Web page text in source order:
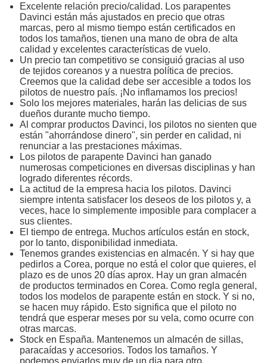
Excelente relación precio/calidad. Los parapentes
Davinci están más ajustados en precio que otras
marcas, pero al mismo tiempo están certificados en
todos los tamaños, tienen una mano de obra de alta
calidad y excelentes características de vuelo.
Un precio tan competitivo se consiguió gracias al uso
de tejidos coreanos y a nuestra política de precios.
Creemos que la calidad debe ser accesible a todos los
pilotos de nuestro país. ¡No inflamamos los precios!
Solo los mejores materiales, harán las delicias de sus
dueños durante mucho tiempo.
Al comprar productos Davinci, los pilotos no sienten que
están "ahorrándose dinero", sin perder en calidad, ni
renunciar a las prestaciones máximas.
Los pilotos de parapente Davinci han ganado
numerosas competiciones en diversas disciplinas y han
logrado diferentes récords.
La actitud de la empresa hacia los pilotos. Davinci
siempre intenta satisfacer los deseos de los pilotos y, a
veces, hace lo simplemente imposible para complacer a
sus clientes.
El tiempo de entrega. Muchos artículos están en stock,
por lo tanto, disponibilidad inmediata.
Tenemos grandes existencias en almacén. Y si hay que
pedirlos a Corea, porque no está el color que quieres, el
plazo es de unos 20 días aprox. Hay un gran almacén
de productos terminados en Corea. Como regla general,
todos los modelos de parapente están en stock. Y si no,
se hacen muy rápido. Esto significa que el piloto no
tendrá que esperar meses por su vela, como ocurre con
otras marcas.
Stock en España. Mantenemos un almacén de sillas,
paracaídas y accesorios. Todos los tamaños. Y
podemos enviarlos muy de un dia para otro.